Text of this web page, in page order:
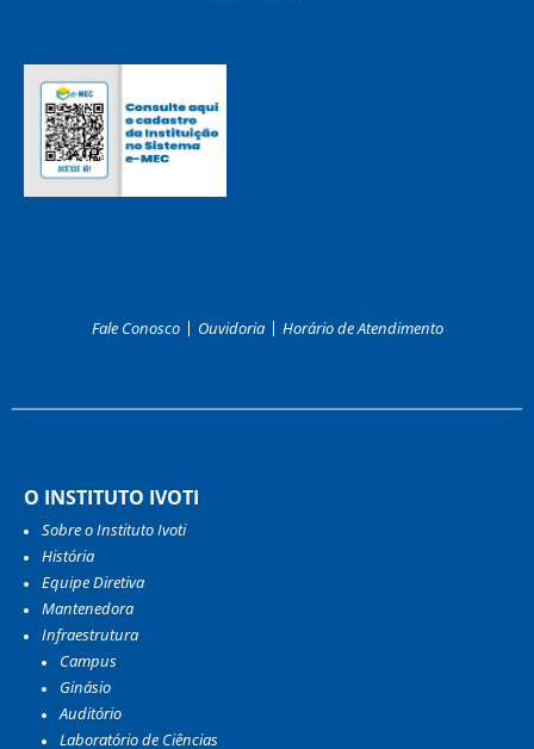
Fale Conosco Ouvidoria Horário de Atendimento
O INSTITUTO IVOTI
Sobre o Instituto Ivoti
História
Equipe Diretiva
Mantenedora
Infraestrutura
Campus
Ginásio
Auditório
Laboratório de Ciências